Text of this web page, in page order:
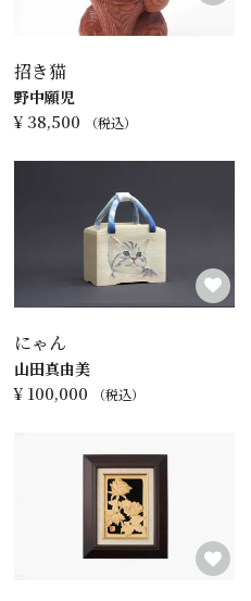
招き猫
¥ 38,500 税込
野中願児
にゃん
¥ 100,000 税込
山田真由美